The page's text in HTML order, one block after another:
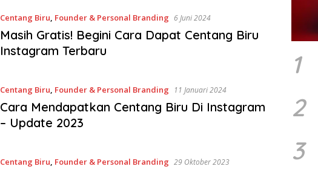
Centang Biru, Founder & Personal Branding 6 Juni 2024
Masih Gratis! Begini Cara Dapat Centang Biru
Instagram Terbaru
Centang Biru, Founder & Personal Branding 11 Januari 2024
Cara Mendapatkan Centang Biru Di Instagram
– Update 2023
Centang Biru, Founder & Personal Branding 29 Oktober 2023
1
2
3